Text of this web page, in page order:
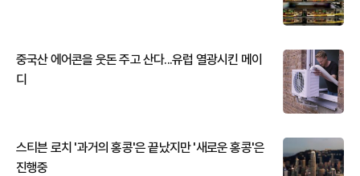
중국산 에어콘을 웃돈 주고 산다...유럽 열광시킨 메이
디
스티븐 로치 '과거의 홍콩'은 끝났지만 '새로운 홍콩'은
진행중